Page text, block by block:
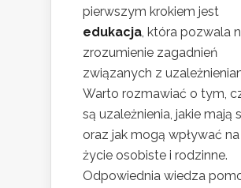
pierwszym krokiem jest
edukacja, która pozwala
zrozumienie zagadnień
związanych z
Warto rozmawiać o tym,
są uzależnienia, jakie mają
oraz jak mogą wpływać na
życie osobiste i rodzinne.
Odpowiednia wiedza